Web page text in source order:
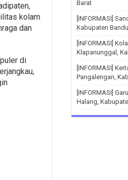
kolam
dan
di
Barat
[INFORMASI]
Kabupaten
[INFORMASI]
Klapanunggal,
[INFORMASI]
Pangalengan,
[INFORMASI]
Halang,